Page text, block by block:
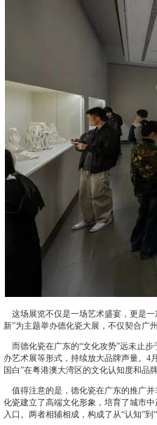
这场展览不仅是一场艺术盛宴，更是一
新”为主题举办德化瓷大展，不仅契合
而德化瓷在广东的“文化攻势”远未止
办艺术展等形式，持续放大品牌声量。4
国白”在粤港澳大湾区的文化认知度和品牌
值得注意的是，德化瓷在广东的推广并
化瓷建立了高端文化形象，培育了城市
入口。两者相辅相成，构成了从“认知”到